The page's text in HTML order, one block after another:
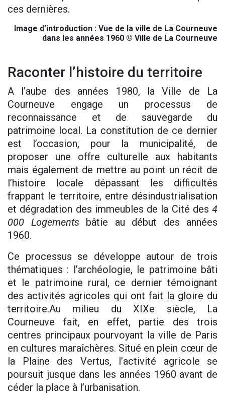
ces dernières.
Image d’introduction : Vue de la ville de La Courneuve
dans les années 1960 © Ville de La Courneuve
Raconter l’histoire du territoire
A l’aube des années 1980, la Ville de La
Courneuve engage un processus de
reconnaissance et de sauvegarde du
patrimoine local. La constitution de ce dernier
est l’occasion, pour la municipalité, de
proposer une offre culturelle aux habitants
mais également de mettre au point un récit de
l’histoire locale dépassant les difficultés
frappant le territoire, entre désindustrialisation
et dégradation des immeubles de la Cité des 4
000 Logementsbâtie au début des années
1960.
Ce processus se développe autour de trois
thématiques : l’archéologie, le patrimoine bâti
et le patrimoine rural, ce dernier témoignant
des activités agricoles qui ont fait la gloire du
territoire.Au milieu du XIXe siècle, La
Courneuve fait, en effet, partie des trois
centres principaux pourvoyant la ville de Paris
en cultures maraîchères. Situé en plein cœur de
la Plaine des Vertus, l’activité agricole se
poursuit jusque dans les années 1960 avant de
céder la place à l’urbanisation.